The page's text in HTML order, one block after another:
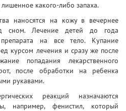
какого-либо запаха.
наносятся на кожу в вечернее
сном. Лечение детей до года
препарата на все тело. Купание
курсом лечения и сразу же после
попадания лекарственного
после обработки на ребенка
рукавами.
реакций назначаются
например, фенистил, который